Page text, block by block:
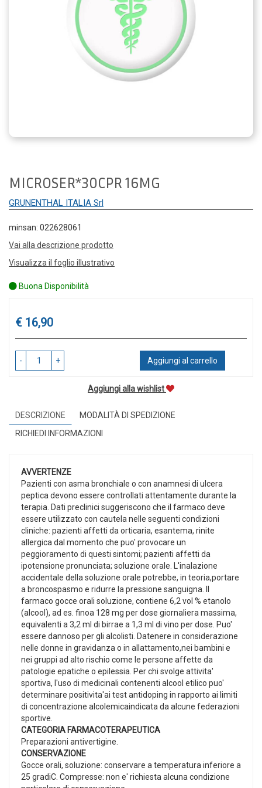
MICROSER*30CPR 16MG
GRUNENTHAL ITALIA Srl
minsan: 022628061
Vai alla descrizione prodotto
Visualizza il foglio illustrativo
Buona Disponibilità
Prezzo
€ 16,90
- + Aggiungi al carrello
Aggiungi alla wishlist
DESCRIZIONE
MODALITÀ DI SPEDIZIONE
RICHIEDI INFORMAZIONI
AVVERTENZE
Pazienti con asma bronchiale o con anamnesi di ulcera
peptica devono essere controllati attentamente durante la
terapia. Dati preclinici suggeriscono che il farmaco deve
essere utilizzato con cautela nelle seguenti condizioni
cliniche: pazienti affetti da orticaria, esantema, rinite
allergica dal momento che puo' provocare un
peggioramento di questi sintomi; pazienti affetti da
ipotensione pronunciata; soluzione orale. L'inalazione
accidentale della soluzione orale potrebbe, in teoria,portare
a broncospasmo e ridurre la pressione sanguigna. Il
farmaco gocce orali soluzione, contiene 6,2 vol % etanolo
(alcool), ad es. finoa 128 mg per dose giornaliera massima,
equivalenti a 3,2 ml di birrae a 1,3 ml di vino per dose. Puo'
essere dannoso per gli alcolisti. Datenere in considerazione
nelle donne in gravidanza o in allattamento,nei bambini e
nei gruppi ad alto rischio come le persone affette da
patologie epatiche o epilessia. Per chi svolge attivita'
sportiva, l'uso di medicinali contenenti alcool etilico puo'
determinare positivita'ai test antidoping in rapporto ai limiti
di concentrazione alcolemicaindicata da alcune federazioni
sportive.
CATEGORIA FARMACOTERAPEUTICA
Preparazioni antivertigine.
CONSERVAZIONE
Gocce orali, soluzione: conservare a temperatura inferiore a
25 gradiC. Compresse: non e' richiesta alcuna condizione